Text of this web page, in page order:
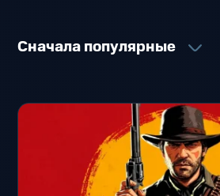
стратегий, каждая из
подходят для тех, кто
яркие эмоции,
решать задачи вместе с
новыми знакомыми.
Сначала популярные